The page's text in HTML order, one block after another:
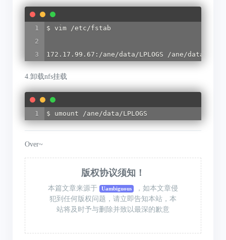
$ vim /etc/fstab
172.17.99.67:/ane/data/LPLOGS /ane/data/
4.卸载nfs挂载
$ umount /ane/data/LPLOGS
Over~
版权协议须知！
本篇文章来源于 Uambiguous
，如本文章侵
犯到任何版权问题，请立即告知本站，本
站将及时予与删除并致以最深的歉意